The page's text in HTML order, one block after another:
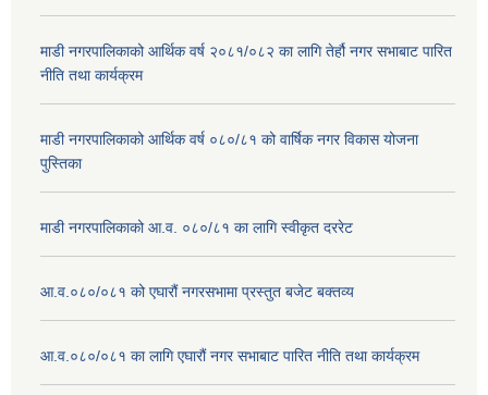
माडी नगरपालिकाको आर्थिक वर्ष २०८१/०८२ का लागि तेर्हौ नगर सभाबाट पारित
नीति तथा कार्यक्रम
माडी नगरपालिकाको आर्थिक वर्ष ०८०/८१ को वार्षिक नगर विकास योजना
पुस्तिका
माडी नगरपालिकाको आ.व. ०८०/८१ का लागि स्वीकृत दररेट
आ.व.०८०/०८१ को एघारौं नगरसभामा प्रस्तुत बजेट बक्तव्य
आ.व.०८०/०८१ का लागि एघारौं नगर सभाबाट पारित नीति तथा कार्यक्रम